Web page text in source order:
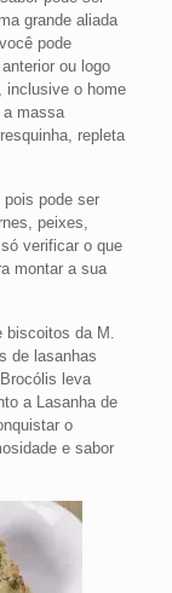
grande aliada
pode
ou logo
inclusive o home
massa
repleta
pode ser
peixes,
verificar o que
montar a sua
biscoitos da M.
de lasanhas
leva
a Lasanha de
o
e sabor